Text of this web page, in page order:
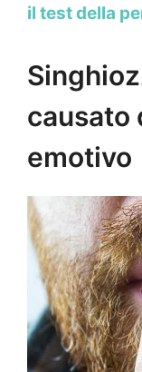
il test della
causato
emotivo